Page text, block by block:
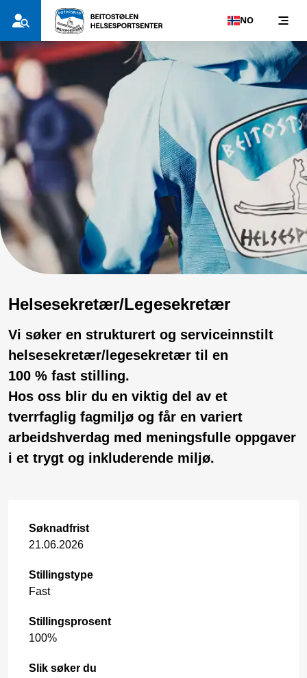
NO
Helsesekretær/Legesekretær
Vi søker en strukturert og serviceinnstilt
helsesekretær/legesekretær til en
100 % fast stilling.
Hos oss blir du en viktig del av et
tverrfaglig fagmiljø og får en variert
arbeidshverdag med meningsfulle oppgaver
i et trygt og inkluderende miljø.
Søknadfrist
21.06.2026
Stillingstype
Fast
Stillingsprosent
100%
Slik søker du